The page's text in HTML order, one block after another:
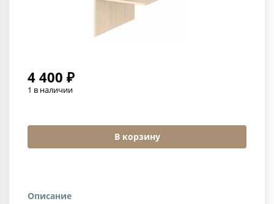
4 400 ₽
1 в наличии
В корзину
Описание